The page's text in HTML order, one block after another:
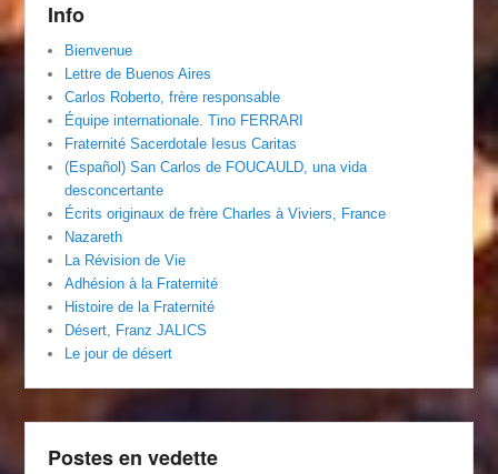
Info
Bienvenue
Lettre de Buenos Aires
Carlos Roberto, frère responsable
Équipe internationale. Tino FERRARI
Fraternité Sacerdotale Iesus Caritas
(Español) San Carlos de FOUCAULD, una vida
desconcertante
Écrits originaux de frère Charles à Viviers, France
Nazareth
La Révision de Vie
Adhésion à la Fraternité
Histoire de la Fraternité
Désert, Franz JALICS
Le jour de désert
Postes en vedette